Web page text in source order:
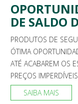
DE SALDO
PRODUTOS DE
ÓTIMA
ATÉ ACABAREM OS
PREÇOS
SAIBA MAIS